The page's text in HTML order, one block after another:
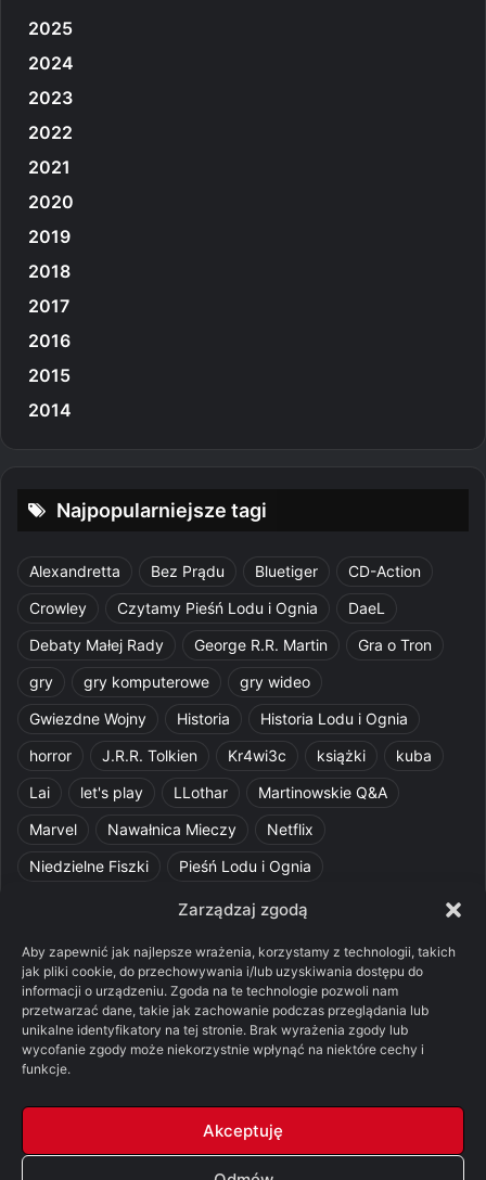
Zarządzaj zgodą
Aby zapewnić jak najlepsze wrażenia, korzystamy z technologii, takich
jak pliki cookie, do przechowywania i/lub uzyskiwania dostępu do
informacji o urządzeniu. Zgoda na te technologie pozwoli nam
przetwarzać dane, takie jak zachowanie podczas przeglądania lub
unikalne identyfikatory na tej stronie. Brak wyrażenia zgody lub
wycofanie zgody może niekorzystnie wpłynąć na niektóre cechy i
funkcje.
Akceptuję
2025
2024
2023
2022
2021
2020
2019
2018
2017
2016
2015
2014
Najpopularniejsze tagi
Alexandretta Bez Prądu Bluetiger
CD-Action
Crowley
Czytamy Pieśń Lodu i Ognia
DaeL
Debaty Małej Rady
George R.R. Martin
Gra o Tron
gry
gry komputerowe
gry wideo
Gwiezdne Wojny
Historia
Historia Lodu i Ognia
horror
J.R.R. Tolkien Kr4wi3c książki
kuba
Lai
let's play LLothar
Martinowskie Q&A
Marvel
Nawałnica Mieczy
Netflix
Niedzielne Fiszki
Pieśń Lodu i Ognia
Pquelim
Pytania do maesterów
recenzja książki
Ród Smoka Silmarillion
SithFrog
Starcie Królów
Star Wars
Szalone Teorie
Tolkienowskie Q&A
Voo
Wieści z Cytadeli